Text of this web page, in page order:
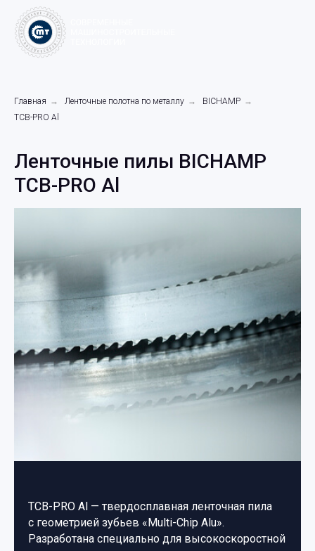
Главная → Ленточные полотна по металлу → BICHAMP →
TCB-PRO Al
Ленточные пилы BICHAMP
TCB-PRO Al
TCB-PRO Al — твердосплавная ленточная пила
с геометрией зубьев «Multi-Chip Alu».
Разработана специально для высокоскоростной